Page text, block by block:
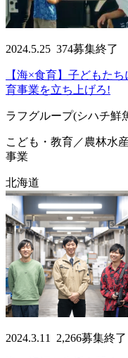
2024.5.25 374募集終了
【海×食育】子どもた
育事業を立ち上げろ!
ラフグループ(シハチ鮮
こども・教育／農林水
事業
北海道
2024.3.11 2,266募集終了